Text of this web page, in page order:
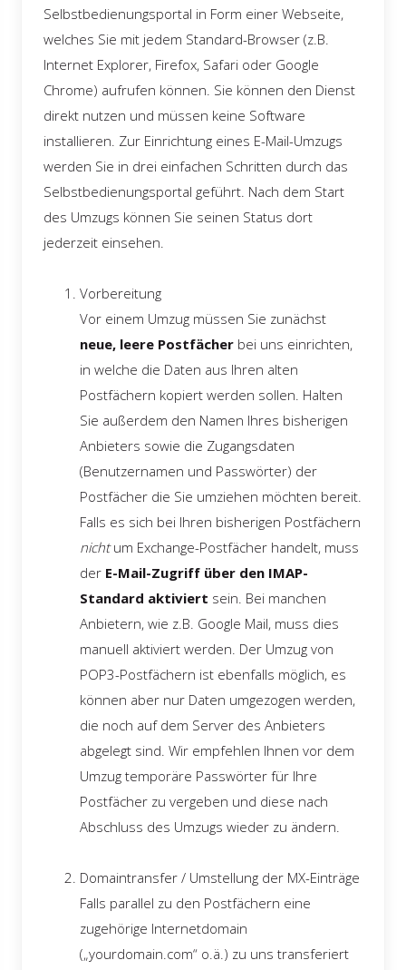
Selbstbedienungsportal in Form einer Webseite,
welches Sie mit jedem Standard-Browser (z.B.
Internet Explorer, Firefox, Safari oder Google
Chrome) aufrufen können. Sie können den Dienst
direkt nutzen und müssen keine Software
installieren. Zur Einrichtung eines E-Mail-Umzugs
werden Sie in drei einfachen Schritten durch das
Selbstbedienungsportal geführt. Nach dem Start
des Umzugs können Sie seinen Status dort
jederzeit einsehen.
Vorbereitung
Vor einem Umzug müssen Sie zunächst
neue, leere Postfächer bei uns einrichten,
in welche die Daten aus Ihren alten
Postfächern kopiert werden sollen. Halten
Sie außerdem den Namen Ihres bisherigen
Anbieters sowie die Zugangsdaten
(Benutzernamen und Passwörter) der
Postfächer die Sie umziehen möchten bereit.
Falls es sich bei Ihren bisherigen Postfächern
nichtum Exchange-Postfächer handelt, muss
der E-Mail-Zugriff über den IMAP-
Standard aktiviert sein. Bei manchen
Anbietern, wie z.B. Google Mail, muss dies
manuell aktiviert werden. Der Umzug von
POP3-Postfächern ist ebenfalls möglich, es
können aber nur Daten umgezogen werden,
die noch auf dem Server des Anbieters
abgelegt sind. Wir empfehlen Ihnen vor dem
Umzug temporäre Passwörter für Ihre
Postfächer zu vergeben und diese nach
Abschluss des Umzugs wieder zu ändern.
Domaintransfer / Umstellung der MX-Einträge
Falls parallel zu den Postfächern eine
zugehörige Internetdomain
(„yourdomain.com“ o.ä.) zu uns transferiert